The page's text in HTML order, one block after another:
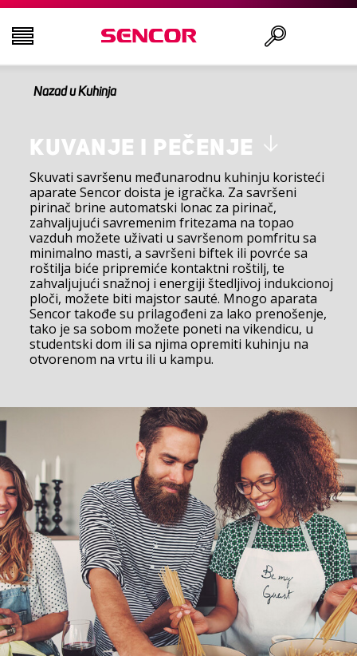
TELEVIZORI
AUDIO - VIDEO
KUHINJA
DOMAĆINSTVO
ZDRAVLJE I LEPOTA
KANCELARIJA I KABLOVI
Nazad u Kuhinja
KUVANJE I PEČENJE
Skuvati savršenu međunarodnu kuhinju koristeći
aparate Sencor doista je igračka. Za savršeni
pirinač brine automatski lonac za pirinač,
zahvaljujući savremenim fritezama na topao
vazduh možete uživati u savršenom pomfritu sa
minimalno masti, a savršeni biftek ili povrće sa
roštilja biće pripremiće kontaktni roštilj, te
zahvaljujući snažnoj i energiji štedljivoj indukcionoj
ploči, možete biti majstor sauté. Mnogo aparata
Sencor takođe su prilagođeni za lako prenošenje,
tako je sa sobom možete poneti na vikendicu, u
studentski dom ili sa njima opremiti kuhinju na
otvorenom na vrtu ili u kampu.